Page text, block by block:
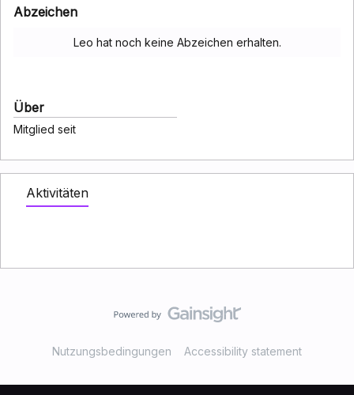
Abzeichen
Leo hat noch keine Abzeichen erhalten.
Über
Mitglied seit
Aktivitäten
Nutzungsbedingungen Accessibility statement